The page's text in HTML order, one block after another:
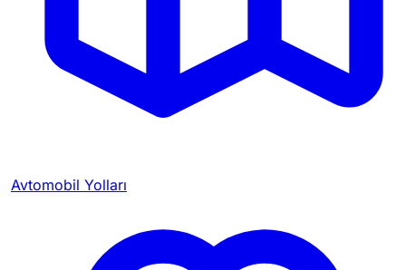
Avtomobil Yolları